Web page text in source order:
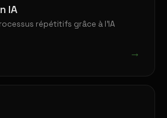
IA
répétitifs grâce à l'IA
→